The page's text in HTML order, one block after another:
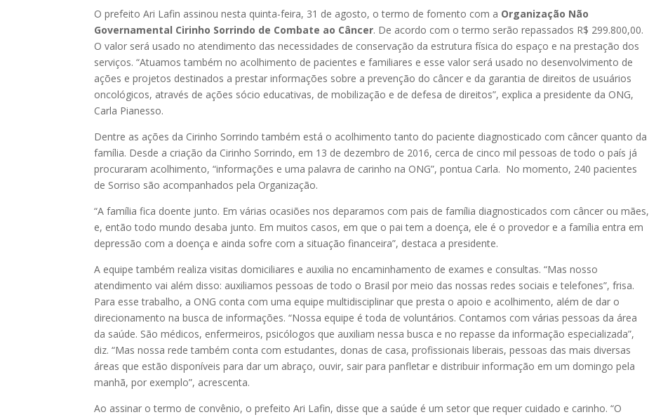
O prefeito Ari Lafin assinou nesta quinta-feira, 31 de agosto, o termo de fomento com a Organização Não
Governamental Cirinho Sorrindo de Combate ao Câncer. De acordo com o termo serão repassados R$ 299.800,00.
O valor será usado no atendimento das necessidades de conservação da estrutura física do espaço e na prestação dos
serviços. “Atuamos também no acolhimento de pacientes e familiares e esse valor será usado no desenvolvimento de
ações e projetos destinados a prestar informações sobre a prevenção do câncer e da garantia de direitos de usuários
oncológicos, através de ações sócio educativas, de mobilização e de defesa de direitos”, explica a presidente da ONG,
Carla Pianesso.
Dentre as ações da Cirinho Sorrindo também está o acolhimento tanto do paciente diagnosticado com câncer quanto da
família. Desde a criação da Cirinho Sorrindo, em 13 de dezembro de 2016, cerca de cinco mil pessoas de todo o país já
procuraram acolhimento, “informações e uma palavra de carinho na ONG”, pontua Carla. No momento, 240 pacientes
de Sorriso são acompanhados pela Organização.
“A família fica doente junto. Em várias ocasiões nos deparamos com pais de família diagnosticados com câncer ou mães,
e, então todo mundo desaba junto. Em muitos casos, em que o pai tem a doença, ele é o provedor e a família entra em
depressão com a doença e ainda sofre com a situação financeira”, destaca a presidente.
A equipe também realiza visitas domiciliares e auxilia no encaminhamento de exames e consultas. “Mas nosso
atendimento vai além disso: auxiliamos pessoas de todo o Brasil por meio das nossas redes sociais e telefones”, frisa.
Para esse trabalho, a ONG conta com uma equipe multidisciplinar que presta o apoio e acolhimento, além de dar o
direcionamento na busca de informações. “Nossa equipe é toda de voluntários. Contamos com várias pessoas da área
da saúde. São médicos, enfermeiros, psicólogos que auxiliam nessa busca e no repasse da informação especializada”,
diz. “Mas nossa rede também conta com estudantes, donas de casa, profissionais liberais, pessoas das mais diversas
áreas que estão disponíveis para dar um abraço, ouvir, sair para panfletar e distribuir informação em um domingo pela
manhã, por exemplo”, acrescenta.
Ao assinar o termo de convênio, o prefeito Ari Lafin, disse que a saúde é um setor que requer cuidado e carinho. “O